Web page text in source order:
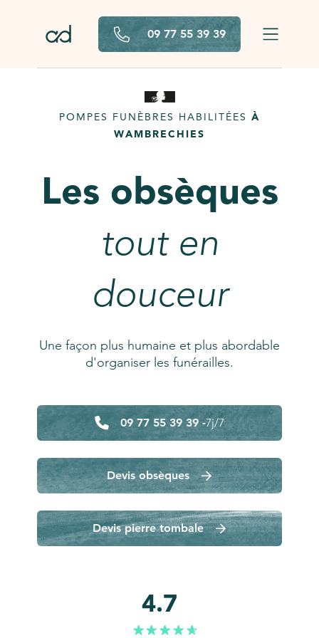
09 77 55 39 39
POMPES FUNÈBRES HABILITÉES À
WAMBRECHIES
Les obsèques
tout en
douceur
Une façon plus humaine et plus abordable
d'organiser les funérailles.
09 77 55 39 39 -7j/7
Devis obsèques
Devis pierre tombale
4.7